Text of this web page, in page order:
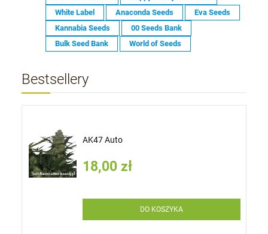
White Label
Anaconda Seeds
Eva Seeds
Kannabia Seeds
00 Seeds Bank
Bulk Seed Bank
World of Seeds
Bestsellery
AK47 Auto
18,00 zł
DO KOSZYKA